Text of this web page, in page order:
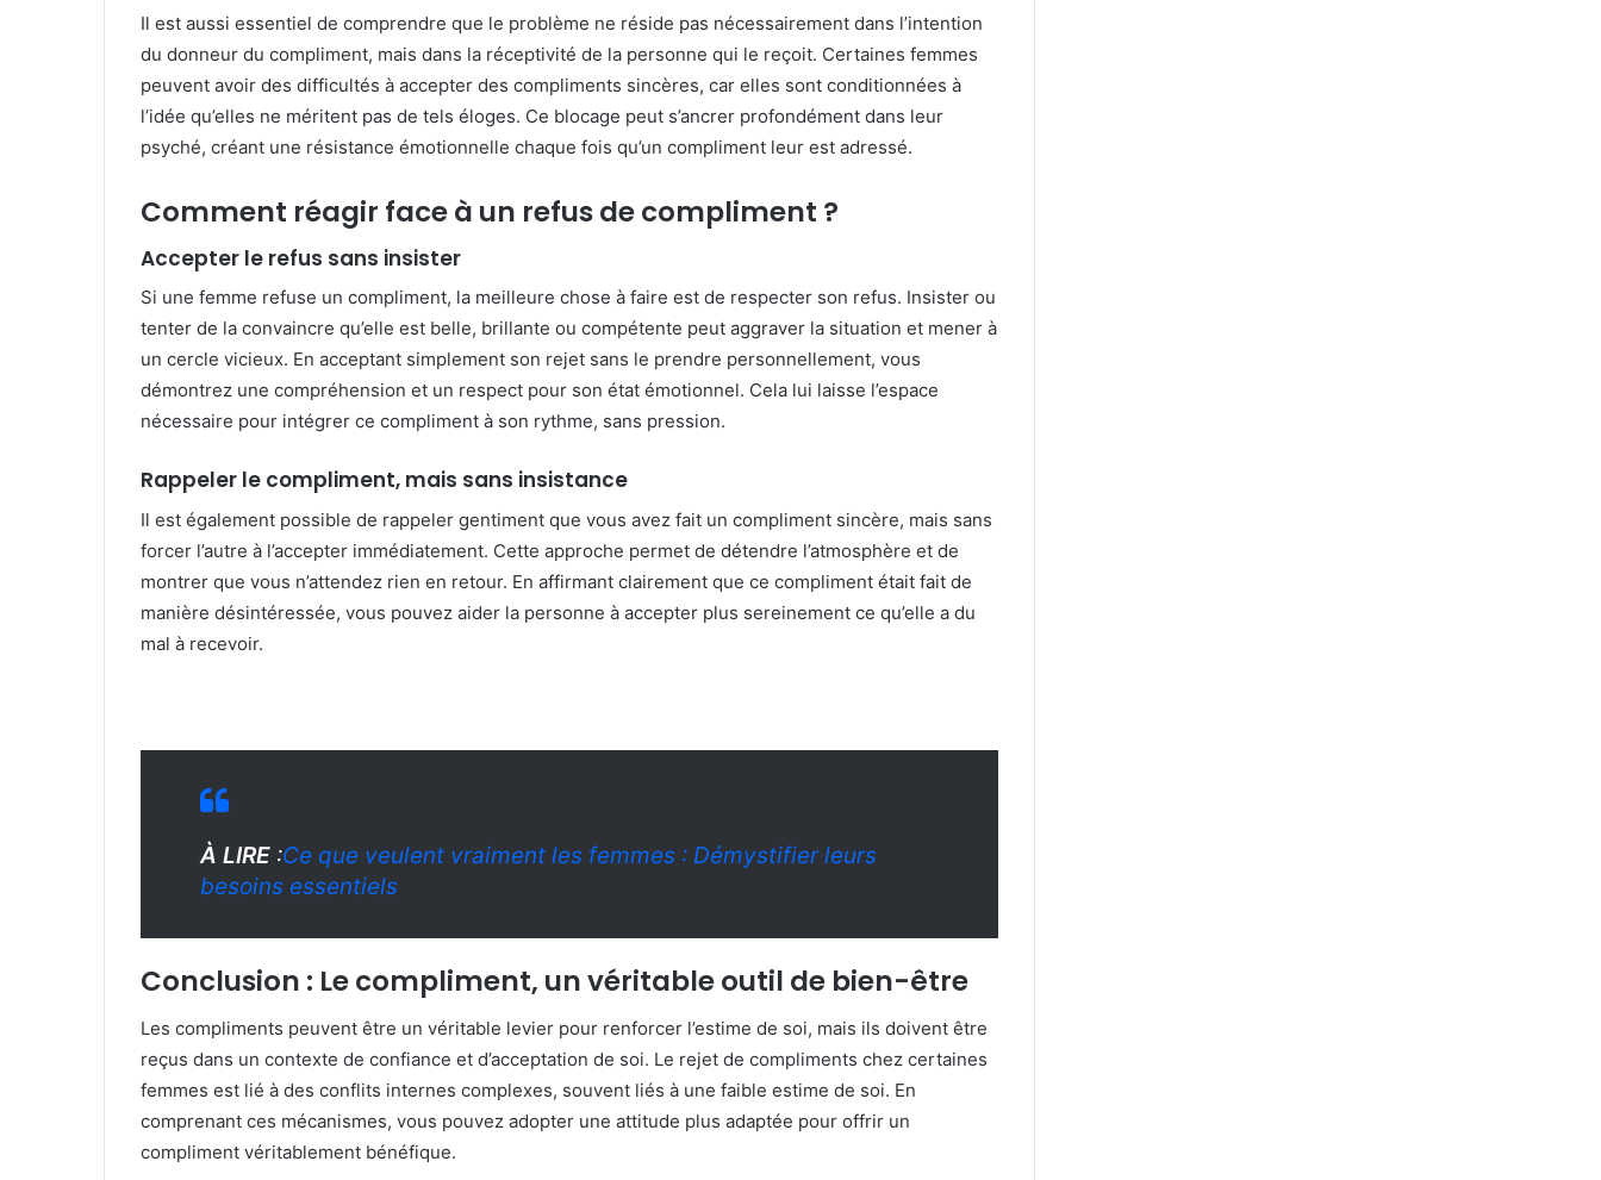
Il est aussi essentiel de comprendre que le problème ne réside pas nécessairement dans l’intention
du donneur du compliment, mais dans la réceptivité de la personne qui le reçoit. Certaines femmes
peuvent avoir des difficultés à accepter des compliments sincères, car elles sont conditionnées à
l’idée qu’elles ne méritent pas de tels éloges. Ce blocage peut s’ancrer profondément dans leur
psyché, créant une résistance émotionnelle chaque fois qu’un compliment leur est adressé.
Comment réagir face à un refus de compliment ?
Accepter le refus sans insister
Si une femme refuse un compliment, la meilleure chose à faire est de respecter son refus. Insister ou
tenter de la convaincre qu’elle est belle, brillante ou compétente peut aggraver la situation et mener à
un cercle vicieux. En acceptant simplement son rejet sans le prendre personnellement, vous
démontrez une compréhension et un respect pour son état émotionnel. Cela lui laisse l’espace
nécessaire pour intégrer ce compliment à son rythme, sans pression.
Rappeler le compliment, mais sans insistance
Il est également possible de rappeler gentiment que vous avez fait un compliment sincère, mais sans
forcer l’autre à l’accepter immédiatement. Cette approche permet de détendre l’atmosphère et de
montrer que vous n’attendez rien en retour. En affirmant clairement que ce compliment était fait de
manière désintéressée, vous pouvez aider la personne à accepter plus sereinement ce qu’elle a du
mal à recevoir.
À LIRE :Ce que veulent vraiment les femmes : Démystifier leurs
besoins essentiels
Conclusion : Le compliment, un véritable outil de bien-être
Les compliments peuvent être un véritable levier pour renforcer l’estime de soi, mais ils doivent être
reçus dans un contexte de confiance et d’acceptation de soi. Le rejet de compliments chez certaines
femmes est lié à des conflits internes complexes, souvent liés à une faible estime de soi. En
comprenant ces mécanismes, vous pouvez adopter une attitude plus adaptée pour offrir un
compliment véritablement bénéfique.